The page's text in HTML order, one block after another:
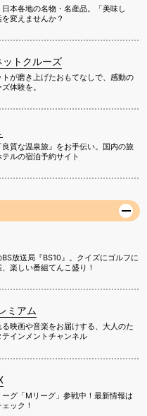
本各地の名物・名産品。「美味し
変えませんか？
ットクルーズ
トが磨き上げたおもてなしで、感動の
体験を。
良質な温泉旅』をお手伝い。国内の旅
ルの宿泊予約サイト
放送局『BS10』。クイズにゴルフに
楽しい番組てんこ盛り！
ミアム
映画や音楽をお届けする、大人のた
インメントチャンネル
ーグ「Mリーグ」参戦中！最新情報は
ック！